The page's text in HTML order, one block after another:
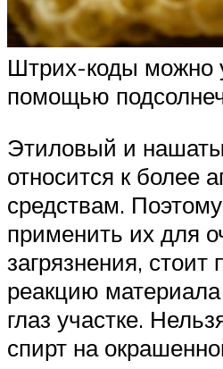
Штрих-коды можно
помощью
Этиловый и
относится к более
средствам.
применить их для
загрязнения, стоит
реакцию
глаз участке.
спирт на